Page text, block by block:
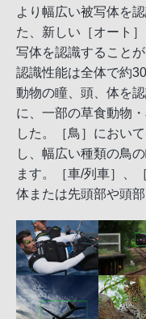
より幅広い被写体を
た、新しい［オート
写体を認識すること
認識性能は全体で約
動物の瞳、頭、体を
に、一部の草食動物
した。［鳥］におい
し、幅広い種類の鳥
ます。［車/列車］、
体または先頭部や頭